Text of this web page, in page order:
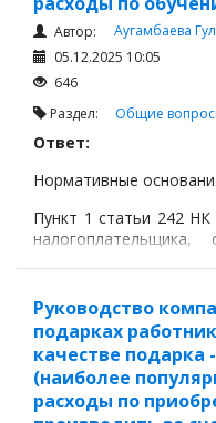
Автор:
Аугамбаева
05.12.2025 10:05
646
Раздел: Общие
Ответ:
Нормативные
Пункт 1 статьи 242
экономически
документально
Руководство
подарках
качестве
(наиболее
расходы по